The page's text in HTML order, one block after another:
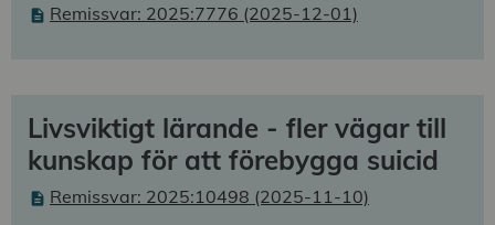
Remissvar: 2025:7776 (2025-12-01)
Livsviktigt lärande - fler vägar till
kunskap för att förebygga suicid
Remissvar: 2025:10498 (2025-11-10)